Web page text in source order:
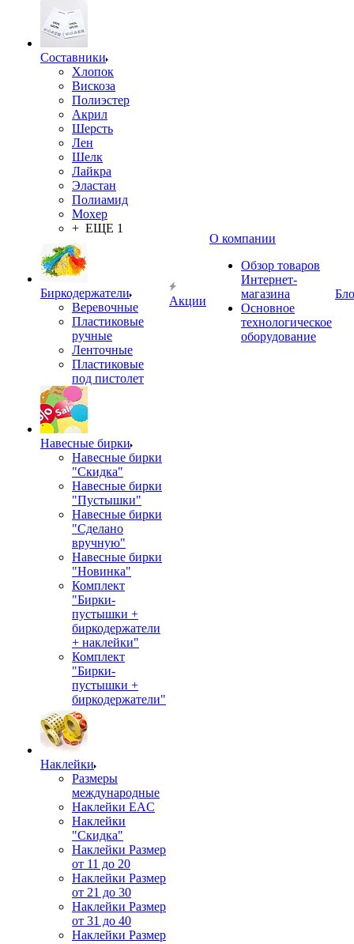
Составники
Хлопок
Вискоза
Полиэстер
Акрил
Шерсть
Лен
Шелк
Лайкра
Эластан
Полиамид
Мохер
+ ЕЩЕ 1
Биркодержатели
Веревочные
Пластиковые
ручные
Ленточные
Пластиковые
под пистолет
Навесные бирки
Навесные бирки
"Скидка"
Навесные бирки
"Пустышки"
Навесные бирки
"Сделано
вручную"
Навесные бирки
"Новинка"
Комплект
"Бирки-
пустышки +
биркодержатели
+ наклейки"
Комплект
"Бирки-
пустышки +
биркодержатели"
Наклейки
Размеры
международные
Наклейки EAC
Наклейки
"Скидка"
Наклейки Размер
от 11 до 20
Наклейки Размер
от 21 до 30
Наклейки Размер
от 31 до 40
Наклейки Размер
Акции
О компании
Обзор товаров
Интернет-
магазина
Основное
технологическое
оборудование